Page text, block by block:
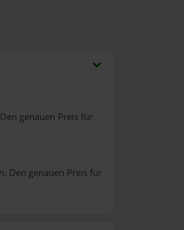
genauen Preis für
Den genauen Preis für